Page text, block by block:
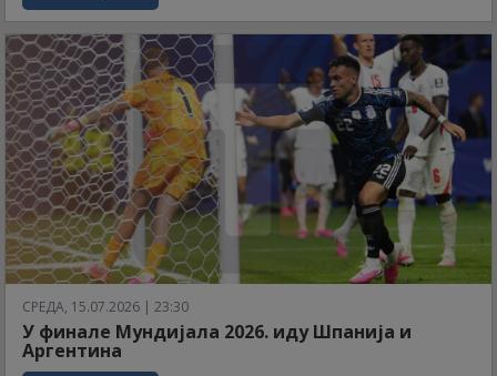
СРЕДА, 15.07.2026 | 23:30
У финале Мундијала 2026. иду Шпанија и
Аргентина